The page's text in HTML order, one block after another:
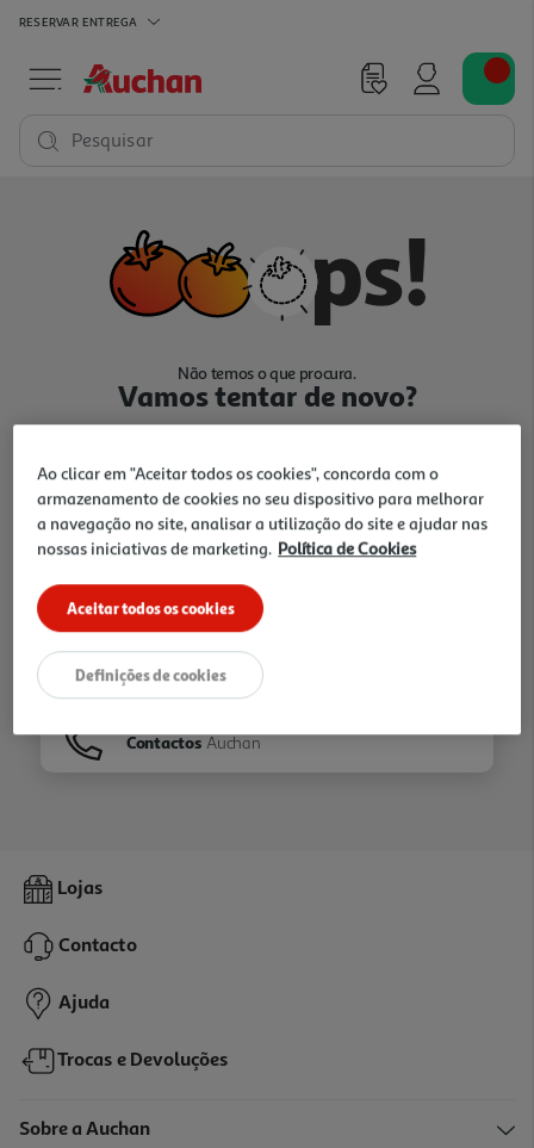
RESERVAR ENTREGA
Pesquisar
Não temos o que procura.
Vamos tentar de novo?
Ir para Homepage
Folhetos
Contactos Auchan
Lojas
Contacto
Ajuda
Trocas e Devoluções
Sobre a Auchan
Ao clicar em "Aceitar todos os cookies", concorda com o
armazenamento de cookies no seu dispositivo para melhorar
a navegação no site, analisar a utilização do site e ajudar nas
nossas iniciativas de marketing. Política de Cookies
Aceitar todos os cookies
Definições de cookies